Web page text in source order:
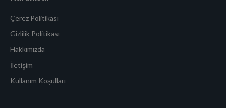
Çerez Politikası
Gizlilik Politikası
Hakkımızda
İletişim
Kullanım Koşulları